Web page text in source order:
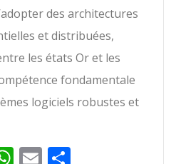
des architectures
et distribuées,
les états Or et les
fondamentale
logiciels robustes et